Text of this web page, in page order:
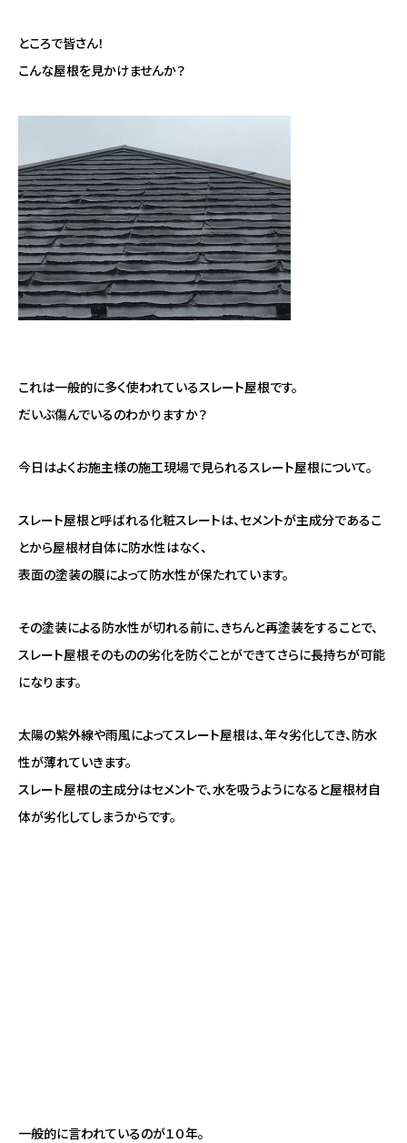
ところで皆さん！
こんな屋根を見かけませんか？
これは一般的に多く使われているスレート屋根です。
だいぶ傷んでいるのわかりますか？
今日はよくお施主様の施工現場で見られるスレート屋根について。
スレート屋根と呼ばれる化粧スレートは、セメントが主成分であるこ
とから屋根材自体に防水性はなく、
表面の塗装の膜によって防水性が保たれています。
その塗装による防水性が切れる前に、きちんと再塗装をすることで、
スレート屋根そのものの劣化を防ぐことができてさらに長持ちが可能
になります。
太陽の紫外線や雨風によってスレート屋根は、年々劣化してき、防水
性が薄れていきます。
スレート屋根の主成分はセメントで、水を吸うようになると屋根材自
体が劣化してしまうからです。
一般的に言われているのが１０年。